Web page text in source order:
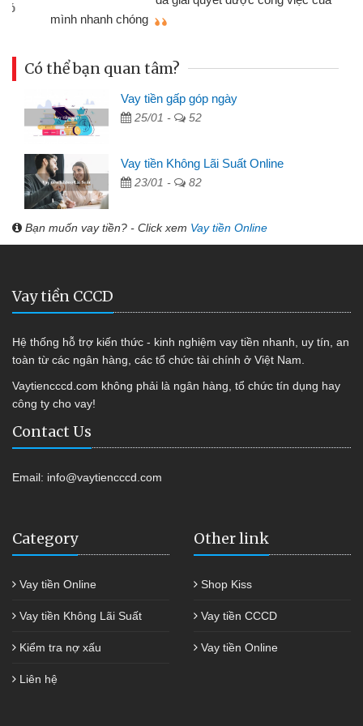
tục mua sắm. Chỉ cần điện thoại có
Internet là dùng được
Có thể bạn quan tâm?
Vay tiền gấp góp ngày
25/01 - 52
Vay tiền Không Lãi Suất Online
23/01 - 82
Bạn muốn vay tiền? - Click xem Vay tiền Online
Vay tiền CCCD
Hệ thống hỗ trợ kiến thức - kinh nghiệm vay tiền nhanh, uy tín, an
toàn từ các ngân hàng, các tổ chức tài chính ở Việt Nam.
Vaytiencccd.com không phải là ngân hàng, tổ chức tín dụng hay
công ty cho vay!
Contact Us
Email: info@vaytiencccd.com
Category
Vay tiền Online
Vay tiền Không Lãi Suất
Kiểm tra nợ xấu
Liên hệ
Other link
Shop Kiss
Vay tiền CCCD
Vay tiền Online